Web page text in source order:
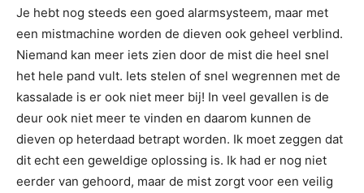
Je hebt nog steeds een goed alarmsysteem, maar met
een mistmachine worden de dieven ook geheel verblind.
Niemand kan meer iets zien door de mist die heel snel
het hele pand vult. Iets stelen of snel wegrennen met de
kassalade is er ook niet meer bij! In veel gevallen is de
deur ook niet meer te vinden en daarom kunnen de
dieven op heterdaad betrapt worden. Ik moet zeggen dat
dit echt een geweldige oplossing is. Ik had er nog niet
eerder van gehoord, maar de mist zorgt voor een veilig